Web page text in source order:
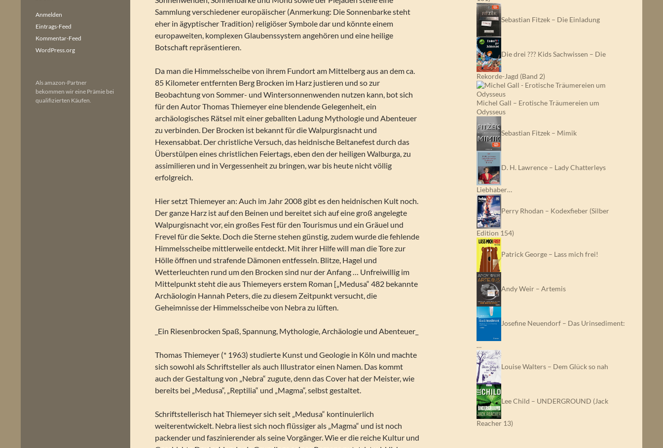
Sammlung verschiedener europäischer (Anmerkung: Die Sonnenbarke steht
eher in ägyptischer Tradition) religiöser Symbole dar und könnte einem
europaweiten, komplexen Glaubenssystem angehören und eine heilige
Botschaft repräsentieren.
Da man die Himmelsscheibe von ihrem Fundort am Mittelberg aus an dem ca.
85 Kilometer entfernten Berg Brocken im Harz justieren und so zur
Beobachtung von Sommer- und Wintersonnenwenden nutzen kann, bot sich
für den Autor Thomas Thiemeyer eine blendende Gelegenheit, ein
archäologisches Rätsel mit einer geballten Ladung Mythologie und Abenteuer
zu verbinden. Der Brocken ist bekannt für die Walpurgisnacht und
Hexensabbat. Der christliche Versuch, das heidnische Beltanefest durch das
Überstülpen eines christlichen Feiertags, eben den der heiligen Walburga, zu
assimilieren und in Vergessenheit zu bringen, war bis heute nicht völlig
erfolgreich.
Hier setzt Thiemeyer an: Auch im Jahr 2008 gibt es den heidnischen Kult noch.
Der ganze Harz ist auf den Beinen und bereitet sich auf eine groß angelegte
Walpurgisnacht vor, ein großes Fest für den Tourismus und ein Gräuel und
Frevel für die Sekte. Doch die Sterne stehen günstig, zudem wurde die fehlende
Himmelsscheibe mittlerweile entdeckt. Mit ihrer Hilfe will man die Tore zur
Hölle öffnen und strafende Dämonen entfesseln. Blitze, Hagel und
Wetterleuchten rund um den Brocken sind nur der Anfang … Unfreiwillig im
Mittelpunkt steht die aus Thiemeyers erstem Roman [„Medusa“ 482 bekannte
Archäologin Hannah Peters, die zu diesem Zeitpunkt versucht, die
Geheimnisse der Himmelsscheibe von Nebra zu lüften.
_Ein Riesenbrocken Spaß, Spannung, Mythologie, Archäologie und Abenteuer_
Thomas Thiemeyer (* 1963) studierte Kunst und Geologie in Köln und machte
sich sowohl als Schriftsteller als auch Illustrator einen Namen. Das kommt
auch der Gestaltung von „Nebra“ zugute, denn das Cover hat der Meister, wie
bereits bei „Medusa“, „Reptilia“ und „Magma“, selbst gestaltet.
Schriftstellerisch hat Thiemeyer sich seit „Medusa“ kontinuierlich
weiterentwickelt. Nebra liest sich noch flüssiger als „Magma“ und ist noch
packender und faszinierender als seine Vorgänger. Wie er die reiche Kultur und
Sebastian Fitzek – Die Einladung
Die drei ??? Kids Sachwissen – Die
Rekorde-Jagd (Band 2)
Michel Gall – Erotische Träumereien um
Odysseus
Sebastian Fitzek – Mimik
D. H. Lawrence – Lady Chatterleys
Liebhaber…
Perry Rhodan – Kodexfieber (Silber
Edition 154)
Patrick George – Lass mich frei!
Andy Weir – Artemis
Josefine Neuendorf – Das Urinsediment:
…
Louise Walters – Dem Glück so nah
Lee Child – UNDERGROUND (Jack
Reacher 13)
Anmelden
Eintrags-Feed
Kommentar-Feed
WordPress.org
Als amazon-Partner
bekommen wir eine Prämie bei
qualifizierten Käufen.